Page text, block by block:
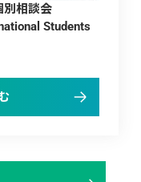
別相談会
Students